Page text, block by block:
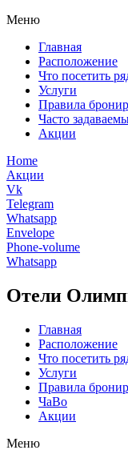
Меню
Главная
Расположение
Что посетить
Услуги
Правила
Часто
Акции
Home
Акции
Vk
Telegram
Whatsapp
Envelope
Phone-volume
Whatsapp
Отели
Главная
Расположение
Что посетить
Услуги
Правила
ЧаВо
Акции
Меню